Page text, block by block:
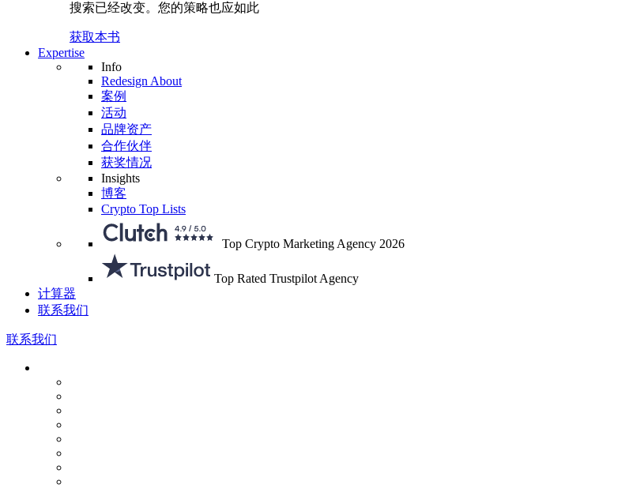
搜索已经改变。 您的策略也应如此
获取本书
Expertise
Info
Redesign About
案例
活动
品牌资产
合作伙伴
获奖情况
Insights
博客
Crypto Top Lists
Top Crypto Marketing Agency 2026
Top Rated Trustpilot Agency
计算器
联系我们
联系我们